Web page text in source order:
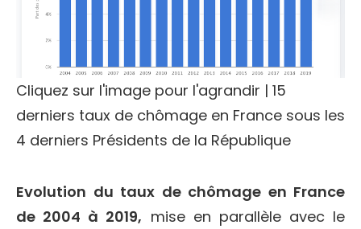
Cliquez sur l'image pour l'agrandir | 15
derniers taux de chômage en France sous les
4 derniers Présidents de la République
Evolution du taux de chômage en France
de 2004 à 2019, mise en parallèle avec le